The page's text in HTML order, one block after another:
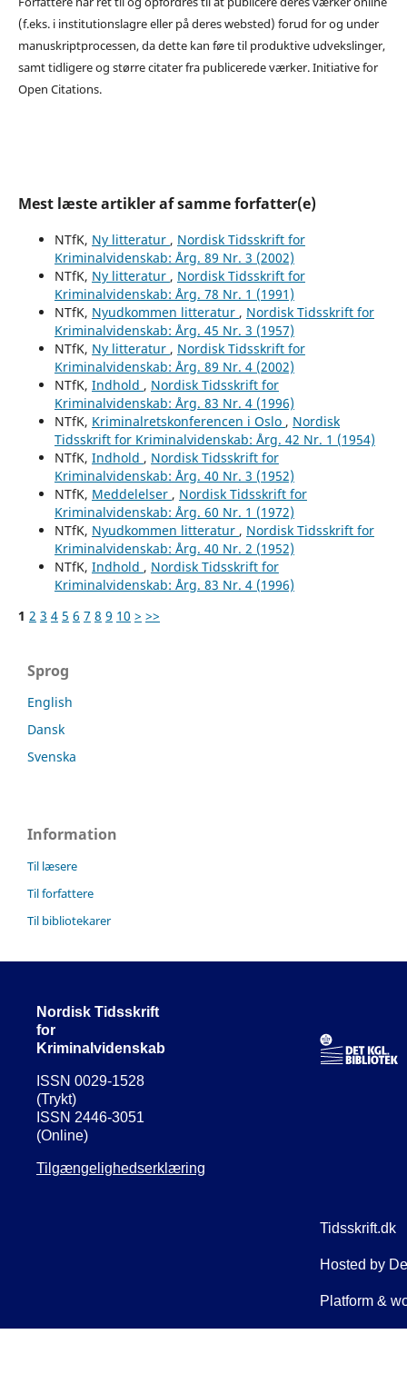
(f.eks. i institutionslagre eller på deres websted) forud for og under
manuskriptprocessen, da dette kan føre til produktive udvekslinger,
samt tidligere og større citater fra publicerede værker. Initiative for
Open Citations.
Mest læste artikler af samme forfatter(e)
NTfK, Ny litteratur , Nordisk Tidsskrift for
Kriminalvidenskab: Årg. 89 Nr. 3 (2002)
NTfK, Ny litteratur , Nordisk Tidsskrift for
Kriminalvidenskab: Årg. 78 Nr. 1 (1991)
NTfK, Nyudkommen litteratur , Nordisk Tidsskrift for
Kriminalvidenskab: Årg. 45 Nr. 3 (1957)
NTfK, Ny litteratur , Nordisk Tidsskrift for
Kriminalvidenskab: Årg. 89 Nr. 4 (2002)
NTfK, Indhold , Nordisk Tidsskrift for
Kriminalvidenskab: Årg. 83 Nr. 4 (1996)
NTfK, Kriminalretskonferencen i Oslo , Nordisk
Tidsskrift for Kriminalvidenskab: Årg. 42 Nr. 1 (1954)
NTfK, Indhold , Nordisk Tidsskrift for
Kriminalvidenskab: Årg. 40 Nr. 3 (1952)
NTfK, Meddelelser , Nordisk Tidsskrift for
Kriminalvidenskab: Årg. 60 Nr. 1 (1972)
NTfK, Nyudkommen litteratur , Nordisk Tidsskrift for
Kriminalvidenskab: Årg. 40 Nr. 2 (1952)
NTfK, Indhold , Nordisk Tidsskrift for
Kriminalvidenskab: Årg. 83 Nr. 4 (1996)
1 2 3 4 5 6 7 8 9 10 > >>
Sprog
English
Dansk
Svenska
Information
Til læsere
Til forfattere
Til bibliotekarer
Nordisk Tidsskrift
for
Kriminalvidenskab
ISSN 0029-1528
(Trykt)
ISSN 2446-3051
(Online)
Tilgængelighedserklæring